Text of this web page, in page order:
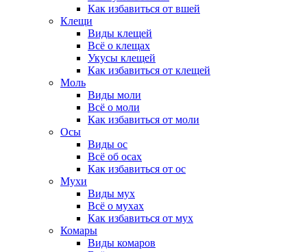
Как избавиться от вшей
Клещи
Виды клещей
Всё о клещах
Укусы клещей
Как избавиться от клещей
Моль
Виды моли
Всё о моли
Как избавиться от моли
Осы
Виды ос
Всё об осах
Как избавиться от ос
Мухи
Виды мух
Всё о мухах
Как избавиться от мух
Комары
Виды комаров